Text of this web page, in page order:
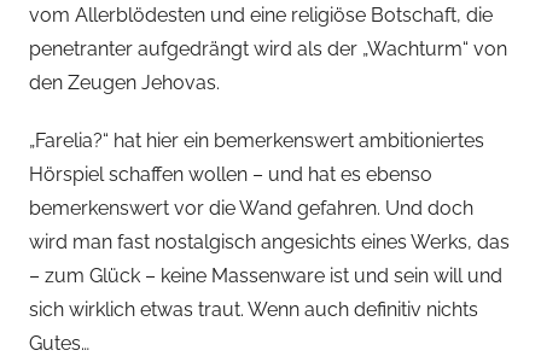
k
a
e
r
vom Allerblödesten und eine religiöse Botschaft, die
penetranter aufgedrängt wird als der „Wachturm“ von
den Zeugen Jehovas.
„Farelia?“ hat hier ein bemerkenswert ambitioniertes
Hörspiel schaffen wollen – und hat es ebenso
bemerkenswert vor die Wand gefahren. Und doch
wird man fast nostalgisch angesichts eines Werks, das
– zum Glück – keine Massenware ist und sein will und
sich wirklich etwas traut. Wenn auch definitiv nichts
Gutes…